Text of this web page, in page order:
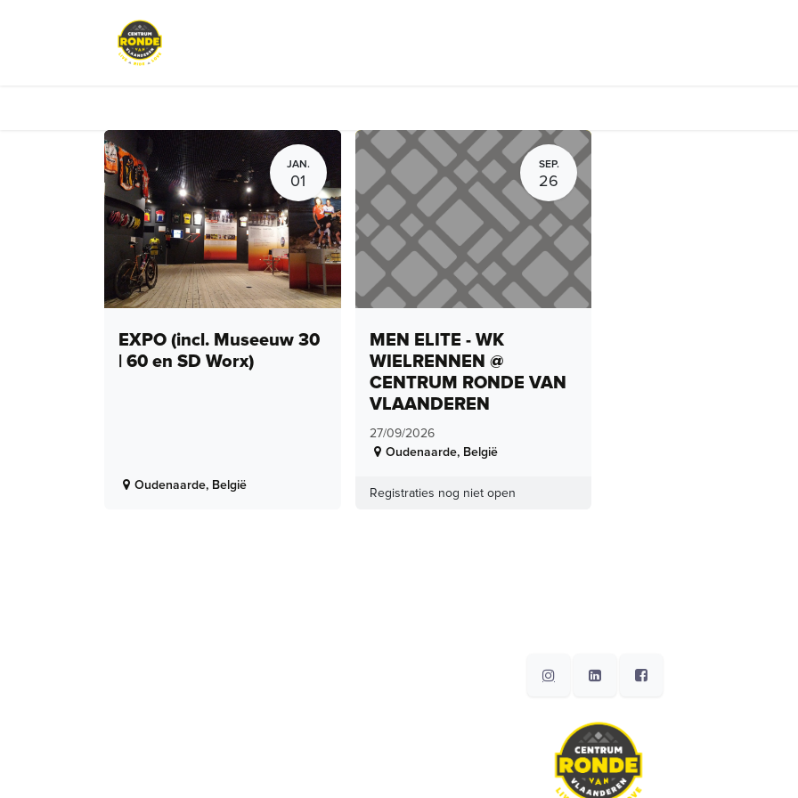
JAN.
01
EXPO (incl. Museeuw 30
| 60 en SD Worx)
Oudenaarde, België
SEP.
26
MEN ELITE - WK
WIELRENNEN @
CENTRUM RONDE VAN
VLAANDEREN
27/09/2026
Oudenaarde, België
Registraties nog niet open